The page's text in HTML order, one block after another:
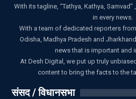
With its tagline, “Tathya, Kathya,
in every news.
With a team of dedicated reporters
Odisha, Madhya Pradesh and
news that is important and
At Desh Digital, we put up truly
content to bring the facts to the
संसद / विधानसभा